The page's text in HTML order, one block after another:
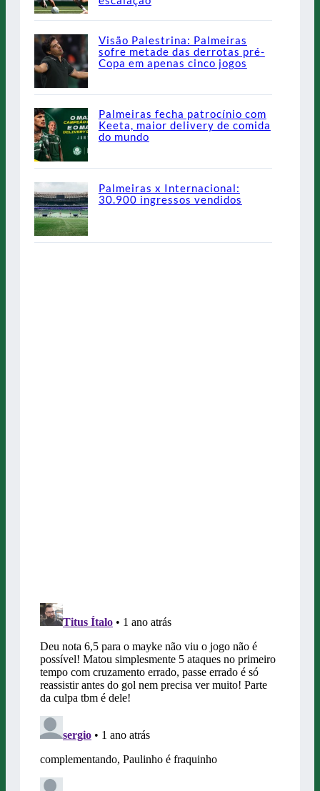
Visão Palestrina: Palmeiras
sofre metade das derrotas pré-
Copa em apenas cinco jogos
Palmeiras fecha patrocínio com
Keeta, maior delivery de comida
do mundo
Palmeiras x Internacional:
30.900 ingressos vendidos